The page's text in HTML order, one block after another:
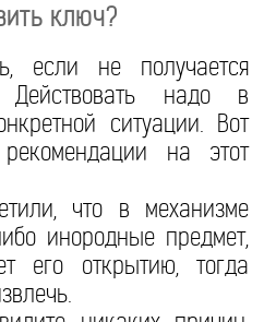
ключ?
если не получается
Действовать надо в
ситуации. Вот
на этот
что в механизме
инородные предмет,
его открытию, тогда